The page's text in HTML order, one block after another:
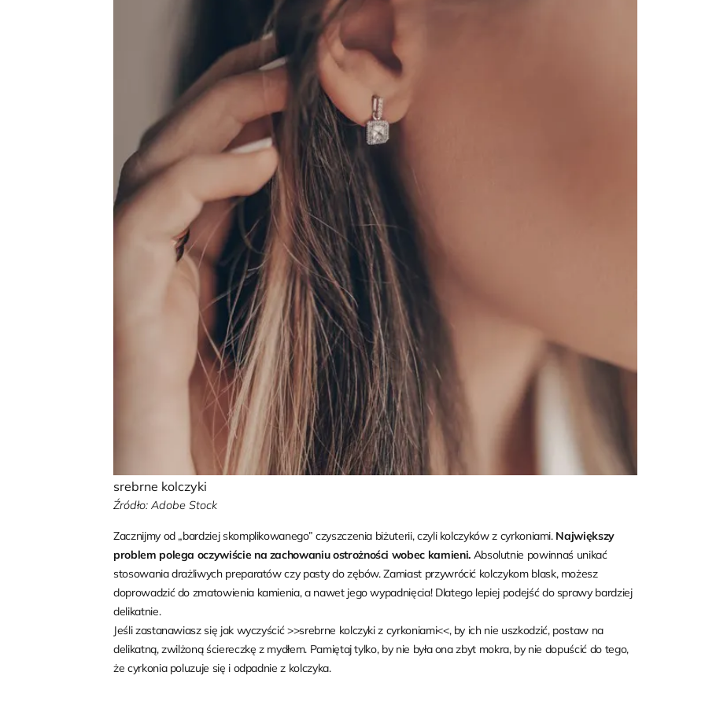
srebrne kolczyki
Źródło: Adobe Stock
Zacznijmy od „bardziej skomplikowanego” czyszczenia biżuterii, czyli kolczyków z cyrkoniami. Największy
problem polega oczywiście na zachowaniu ostrożności wobec kamieni. Absolutnie powinnaś unikać
stosowania drażliwych preparatów czy pasty do zębów. Zamiast przywrócić kolczykom blask, możesz
doprowadzić do zmatowienia kamienia, a nawet jego wypadnięcia! Dlatego lepiej podejść do sprawy bardziej
delikatnie.
Jeśli zastanawiasz się jak wyczyścić >>srebrne kolczyki z cyrkoniami<<, by ich nie uszkodzić, postaw na
delikatną, zwilżoną ściereczkę z mydłem. Pamiętaj tylko, by nie była ona zbyt mokra, by nie dopuścić do tego,
że cyrkonia poluzuje się i odpadnie z kolczyka.